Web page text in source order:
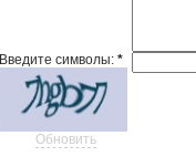
Введите символы:*
Обновить